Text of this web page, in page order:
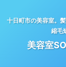
十日町市の美容室。
縮毛
美容室